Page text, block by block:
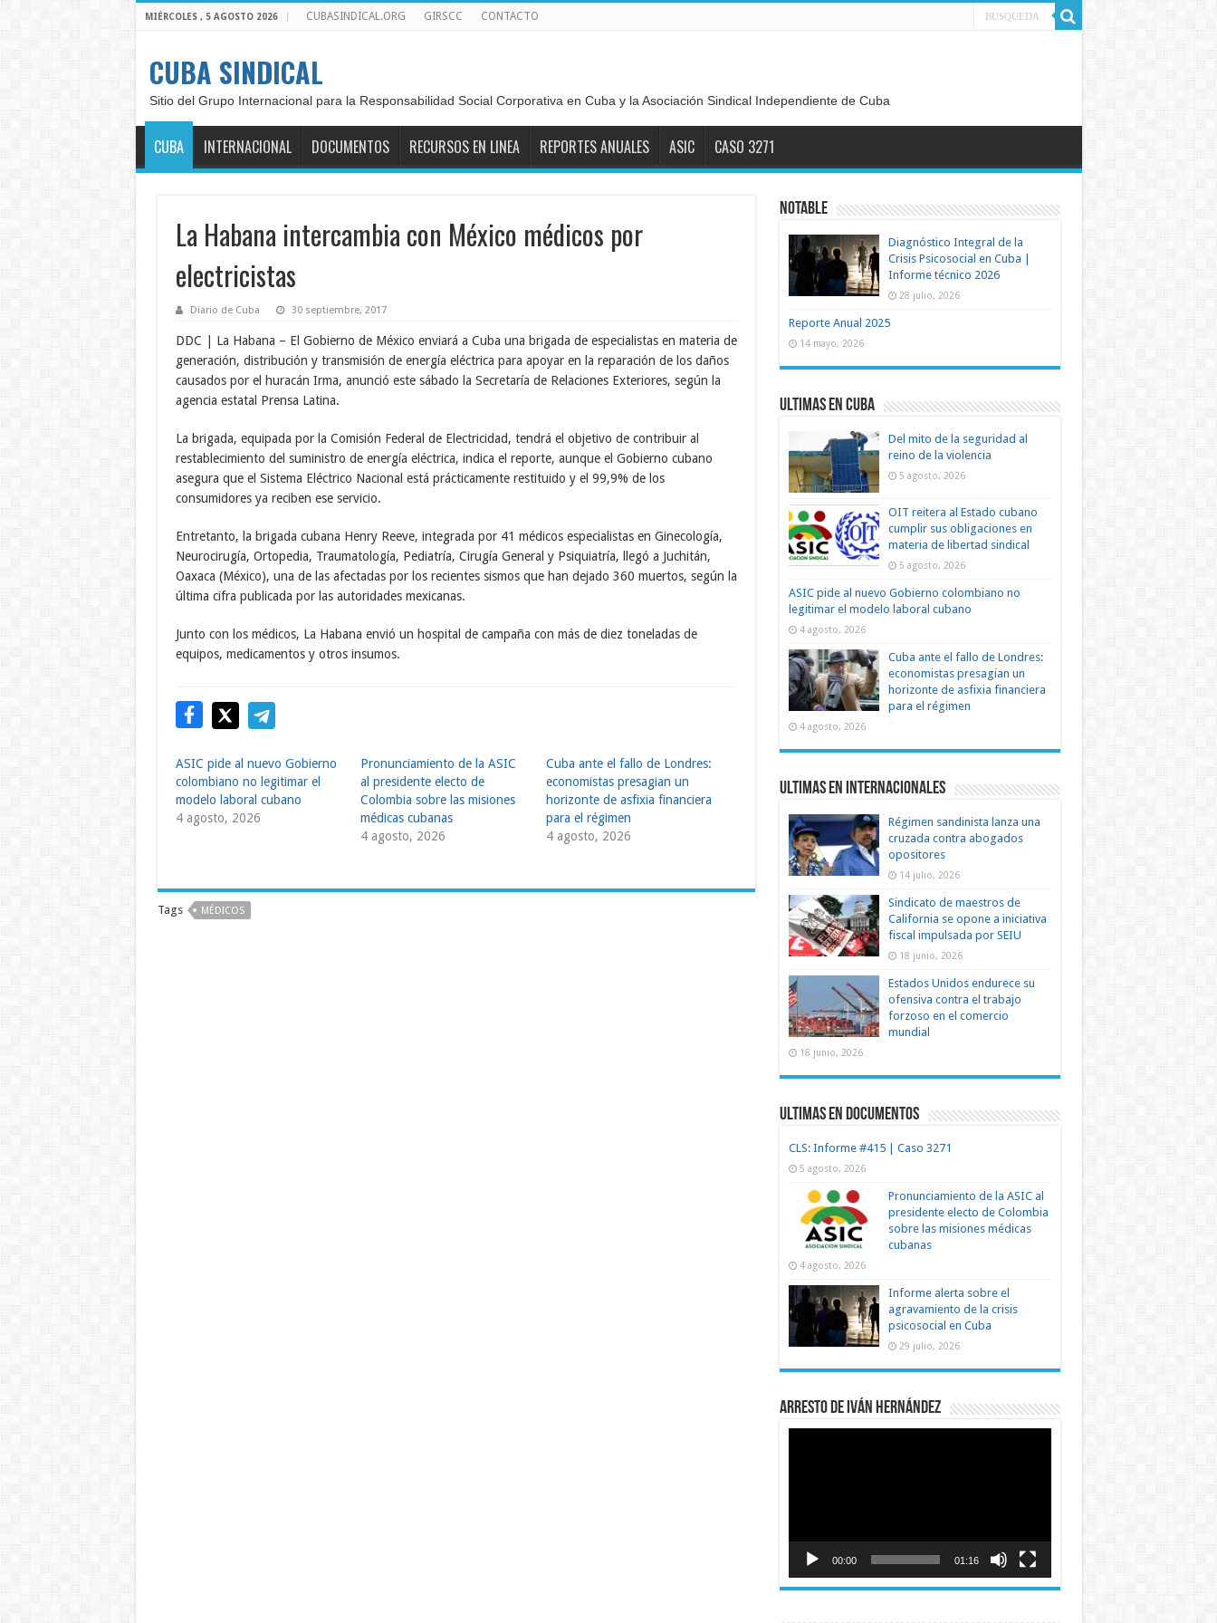
MIÉRCOLES , 5 AGOSTO 2026 CUBASINDICAL.ORG GIRSCC CONTACTO
CUBA SINDICAL
Sitio del Grupo Internacional para la Responsabilidad Social Corporativa en Cuba y la Asociación Sindical Independiente de Cuba
CUBA INTERNACIONAL DOCUMENTOS RECURSOS EN LINEA REPORTES ANUALES ASIC CASO 3271
La Habana intercambia con México médicos por
electricistas
Diario de Cuba 30 septiembre, 2017
DDC | La Habana – El Gobierno de México enviará a Cuba una brigada de especialistas en materia de
generación, distribución y transmisión de energía eléctrica para apoyar en la reparación de los daños
causados por el huracán Irma, anunció este sábado la Secretaría de Relaciones Exteriores, según la
agencia estatal Prensa Latina.
La brigada, equipada por la Comisión Federal de Electricidad, tendrá el objetivo de contribuir al
restablecimiento del suministro de energía eléctrica, indica el reporte, aunque el Gobierno cubano
asegura que el Sistema Eléctrico Nacional está prácticamente restituido y el 99,9% de los
consumidores ya reciben ese servicio.
Entretanto, la brigada cubana Henry Reeve, integrada por 41 médicos especialistas en Ginecología,
Neurocirugía, Ortopedia, Traumatología, Pediatría, Cirugía General y Psiquiatría, llegó a Juchitán,
Oaxaca (México), una de las afectadas por los recientes sismos que han dejado 360 muertos, según la
última cifra publicada por las autoridades mexicanas.
Junto con los médicos, La Habana envió un hospital de campaña con más de diez toneladas de
equipos, medicamentos y otros insumos.
ASIC pide al nuevo Gobierno
colombiano no legitimar el
modelo laboral cubano
4 agosto, 2026
Pronunciamiento de la ASIC
al presidente electo de
Colombia sobre las misiones
médicas cubanas
4 agosto, 2026
Cuba ante el fallo de Londres:
economistas presagian un
horizonte de asfixia financiera
para el régimen
4 agosto, 2026
Tags MÉDICOS
Notable
Diagnóstico Integral de la
Crisis Psicosocial en Cuba |
Informe técnico 2026
28 julio, 2026
Reporte Anual 2025
14 mayo, 2026
Ultimas en Cuba
Del mito de la seguridad al
reino de la violencia
5 agosto, 2026
OIT reitera al Estado cubano
cumplir sus obligaciones en
materia de libertad sindical
5 agosto, 2026
ASIC pide al nuevo Gobierno colombiano no
legitimar el modelo laboral cubano
4 agosto, 2026
Cuba ante el fallo de Londres:
economistas presagian un
horizonte de asfixia financiera
para el régimen
4 agosto, 2026
Ultimas en Internacionales
Régimen sandinista lanza una
cruzada contra abogados
opositores
14 julio, 2026
Sindicato de maestros de
California se opone a iniciativa
fiscal impulsada por SEIU
18 junio, 2026
Estados Unidos endurece su
ofensiva contra el trabajo
forzoso en el comercio
mundial
18 junio, 2026
Ultimas en documentos
CLS: Informe #415 | Caso 3271
5 agosto, 2026
Pronunciamiento de la ASIC al
presidente electo de Colombia
sobre las misiones médicas
cubanas
4 agosto, 2026
Informe alerta sobre el
agravamiento de la crisis
psicosocial en Cuba
29 julio, 2026
Arresto de Iván Hernández
00:00 01:16